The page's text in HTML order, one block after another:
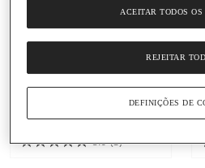
5,40 €
Sensodyne Repair &
Embalagem|75 Ml
5.0 (3)
REJEITAR
ACEITAR TODOS OS
DEFINIÇÕES DE